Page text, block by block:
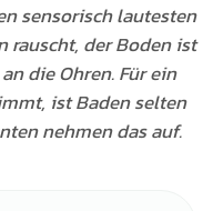
sensorisch lautesten
rauscht, der Boden ist
die Ohren. Für ein
ist Baden selten
nehmen das auf.